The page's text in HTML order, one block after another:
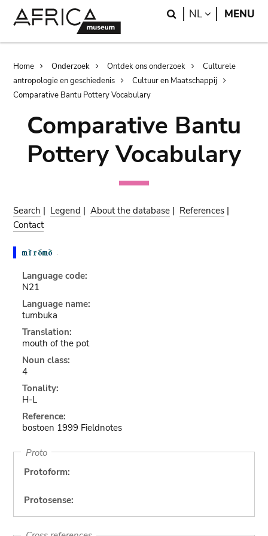
Search
NL LANGUAGE
MENU
Breadcrumb
Home Onderzoek Ontdek ons onderzoek
Culturele
antropologie en geschiedenis
Cultuur en Maatschappij
Comparative Bantu Pottery Vocabulary
Comparative Bantu
Pottery Vocabulary
Search | Legend |About the database | References |
Contact
Language code:
N21
Language name:
tumbuka
Translation:
mouth of the pot
Noun class:
4
Tonality:
H-L
Reference:
bostoen 1999 Fieldnotes
Proto
Protoform:
Protosense: